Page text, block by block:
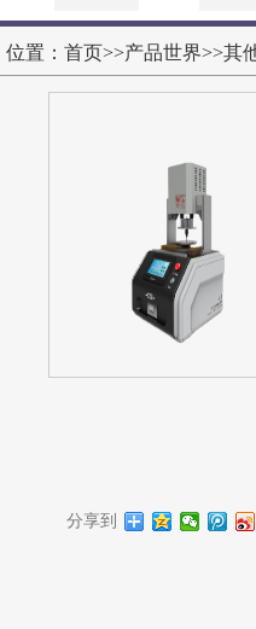
位置： 首页>>产品世界>>其
分享到